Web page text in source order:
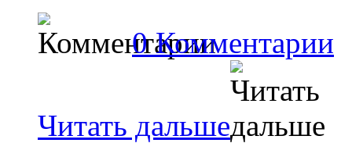
0 Комментарии
Читать дальше